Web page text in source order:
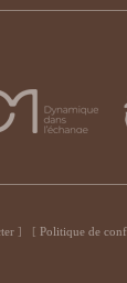
Politique de